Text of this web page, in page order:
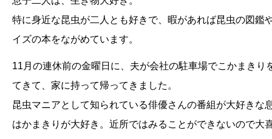
特に身近な昆虫が二人とも好きで、暇があれば昆虫の図鑑
イズの本をながめています。
11月の連休前の金曜日に、夫が会社の駐車場でこかまきり
てきて、家に持って帰ってきました。
昆虫マニアとして知られている俳優さんの番組が大好きな
はかまきりが大好き。近所ではみることができないので大